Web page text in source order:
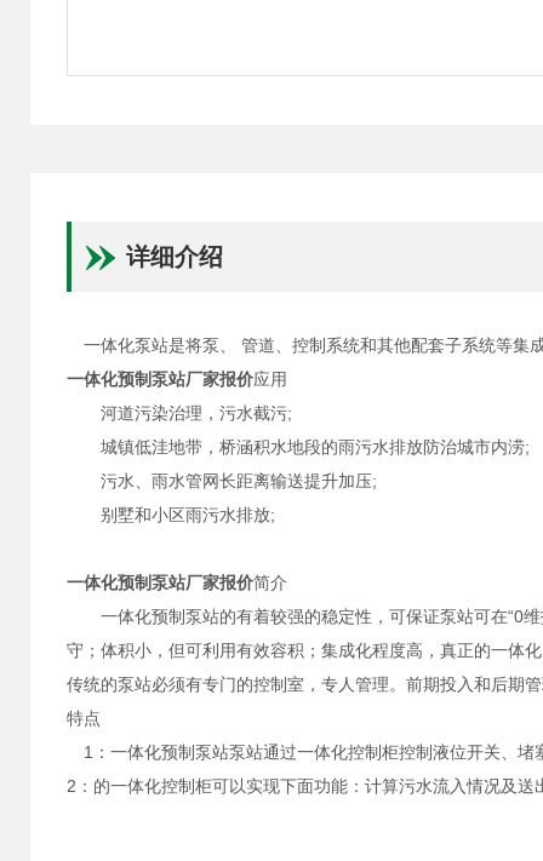
详细介绍
一体化泵站是将泵、 管道、控制系统和其他配套子系统等集
一体化预制泵站厂家报价应用
河道污染治理，污水截污;
城镇低洼地带，桥涵积水地段的雨污水排放防治城市内涝;
污水、雨水管网长距离输送提升加压;
别墅和小区雨污水排放;
一体化预制泵站厂家报价简介
一体化预制泵站的有着较强的稳定性，可保证泵站可在“0维
守；体积小，但可利用有效容积；集成化程度高，真正的一体
传统的泵站必须有专门的控制室，专人管理。前期投入和后期
特点
1：一体化预制泵站泵站通过一体化控制柜控制液位开关、
2：的一体化控制柜可以实现下面功能：计算污水流入情况及